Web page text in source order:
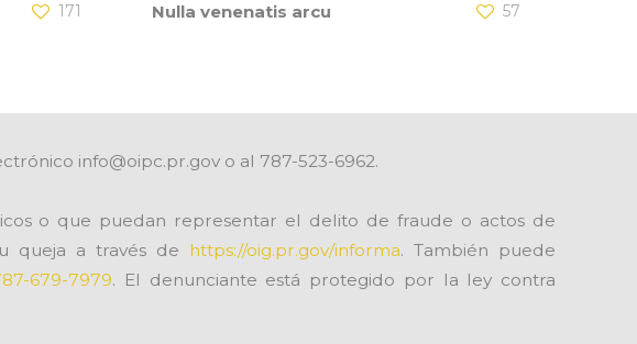
171 Nulla venenatis arcu 57
info@oipc.pr.gov o al 787-523-6962.
o que puedan representar el delito de fraude o actos de
queja a través de https://oig.pr.gov/informa. También puede
679-7979. El denunciante está protegido por la ley contra